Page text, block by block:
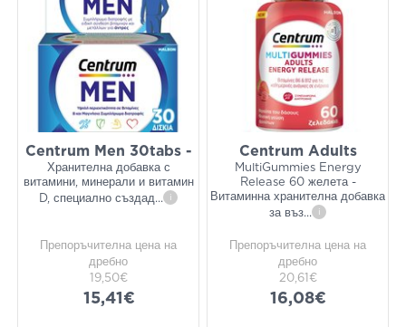
Centrum Men 30tabs -
Хранителна добавка с
витамини, минерали и витамин
D, специално създад... i
Препоръчителна цена на
дребно
19,50€
15,41€
Centrum Adults
MultiGummies Energy
Release 60 желета -
Витаминна хранителна добавка
за въз... i
Препоръчителна цена на
дребно
20,61€
16,08€